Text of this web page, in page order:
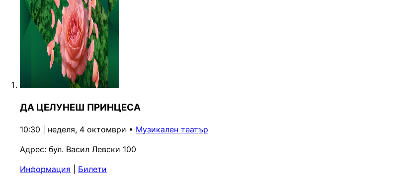
ДА ЦЕЛУНЕШ ПРИНЦЕСА
10:30 | неделя, 4 октомври • Музикален театър
Адрес: бул. Васил Левски 100
Информация
Билети